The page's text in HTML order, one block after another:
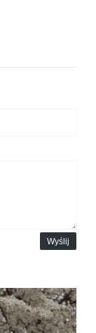
Wyślij